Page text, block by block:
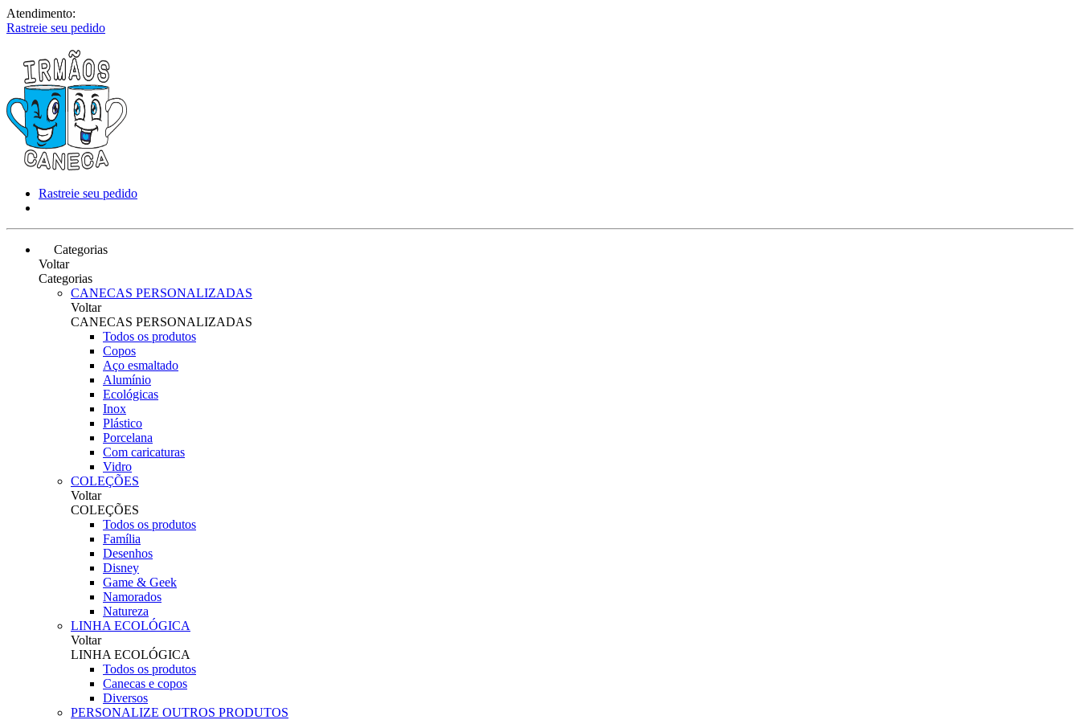
Atendimento:
Rastreie seu pedido
Rastreie seu pedido
Categorias
Voltar
Categorias
CANECAS PERSONALIZADAS
Voltar
CANECAS PERSONALIZADAS
Todos os produtos
Copos
Aço esmaltado
Alumínio
Ecológicas
Inox
Plástico
Porcelana
Com caricaturas
Vidro
COLEÇÕES
Voltar
COLEÇÕES
Todos os produtos
Família
Desenhos
Disney
Game & Geek
Namorados
Natureza
LINHA ECOLÓGICA
Voltar
LINHA ECOLÓGICA
Todos os produtos
Canecas e copos
Diversos
PERSONALIZE OUTROS PRODUTOS